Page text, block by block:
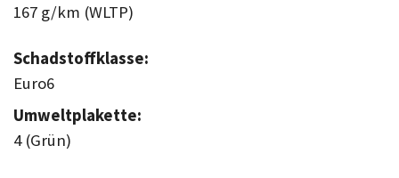
167 g/km (WLTP)
Schadstoffklasse:
Euro6
Umweltplakette:
4 (Grün)